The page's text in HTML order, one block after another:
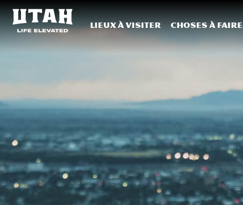
Lieux à visiter Choses à faire